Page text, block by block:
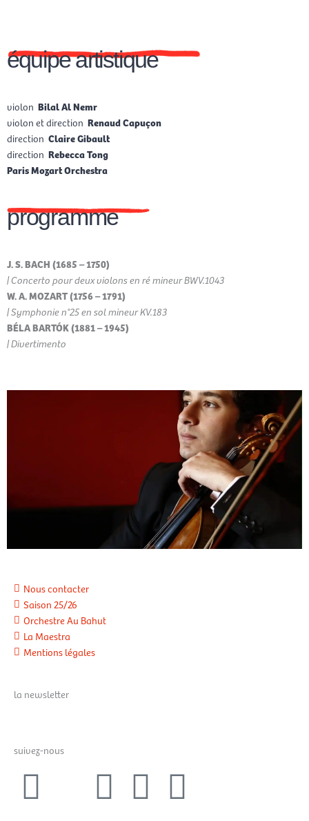
équipe artistique
violon Bilal Al Nemr
violon et direction Renaud Capuçon
direction Claire Gibault
direction Rebecca Tong
Paris Mozart Orchestra
programme
J. S. BACH (1685 – 1750)
| Concerto pour deux violons en ré mineur BWV.1043
W. A. MOZART (1756 – 1791)
| Symphonie n°25 en sol mineur KV.183
BÉLA BARTÓK (1881 – 1945)
| Divertimento
Nous contacter
Saison 25/26
Orchestre Au Bahut
La Maestra
Mentions légales
la newsletter
suivez-nous
F I Y L